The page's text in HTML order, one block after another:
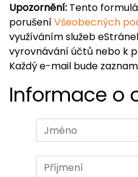
Upozornění: Tento
porušeníVšeobecných
využíváním služeb
vyrovnávání účtů nebo k
Každý e-mail bude
Informace o